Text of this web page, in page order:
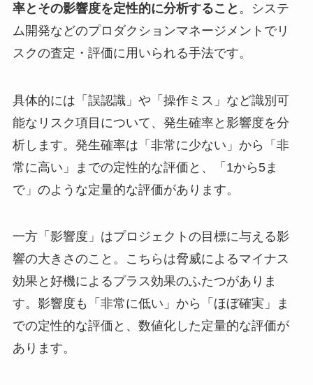
率とその影響度を定性的に分析すること 。システ
ム開発などのプロダクションマネージメントでリ
スクの査定・評価に用いられる手法です。
具体的には「誤認識」や「操作ミス」など識別可
能なリスク項目について、発生確率と影響度を分
析します。発生確率は「非常に少ない」から「非
常に高い」までの定性的な評価と、「1から5ま
で」のような定量的な評価があります。
一方「影響度」はプロジェクトの目標に与える影
響の大きさのこと。こちらは脅威によるマイナス
効果と好機によるプラス効果のふたつがありま
す。影響度も「非常に低い」から「ほぼ確実」ま
での定性的な評価と、数値化した定量的な評価が
あります。